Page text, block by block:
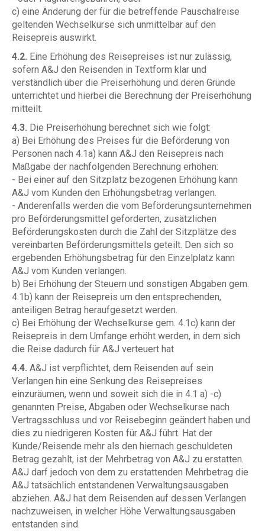
c) eine Änderung der für die betreffende Pauschalreise
geltenden Wechselkurse sich unmittelbar auf den
Reisepreis auswirkt.
4.2. Eine Erhöhung des Reisepreises ist nur zulässig,
sofern A&J den Reisenden in Textform klar und
verständlich über die Preiserhöhung und deren Gründe
unterrichtet und hierbei die Berechnung der Preiserhöhung
mitteilt.
4.3. Die Preiserhöhung berechnet sich wie folgt:
a) Bei Erhöhung des Preises für die Beförderung von
Personen nach 4.1a) kann A&J den Reisepreis nach
Maßgabe der nachfolgenden Berechnung erhöhen:
- Bei einer auf den Sitzplatz bezogenen Erhöhung kann
A&J vom Kunden den Erhöhungsbetrag verlangen.
- Anderenfalls werden die vom Beförderungsunternehmen
pro Beförderungsmittel geforderten, zusätzlichen
Beförderungskosten durch die Zahl der Sitzplätze des
vereinbarten Beförderungsmittels geteilt. Den sich so
ergebenden Erhöhungsbetrag für den Einzelplatz kann
A&J vom Kunden verlangen.
b) Bei Erhöhung der Steuern und sonstigen Abgaben gem.
4.1b) kann der Reisepreis um den entsprechenden,
anteiligen Betrag heraufgesetzt werden.
c) Bei Erhöhung der Wechselkurse gem. 4.1c) kann der
Reisepreis in dem Umfange erhöht werden, in dem sich
die Reise dadurch für A&J verteuert hat
4.4. A&J ist verpflichtet, dem Reisenden auf sein
Verlangen hin eine Senkung des Reisepreises
einzuräumen, wenn und soweit sich die in 4.1 a) -c)
genannten Preise, Abgaben oder Wechselkurse nach
Vertragsschluss und vor Reisebeginn geändert haben und
dies zu niedrigeren Kosten für A&J führt. Hat der
Kunde/Reisende mehr als den hiernach geschuldeten
Betrag gezahlt, ist der Mehrbetrag von A&J zu erstatten.
A&J darf jedoch von dem zu erstattenden Mehrbetrag die
A&J tatsächlich entstandenen Verwaltungsausgaben
abziehen. A&J hat dem Reisenden auf dessen Verlangen
nachzuweisen, in welcher Höhe Verwaltungsausgaben
entstanden sind.